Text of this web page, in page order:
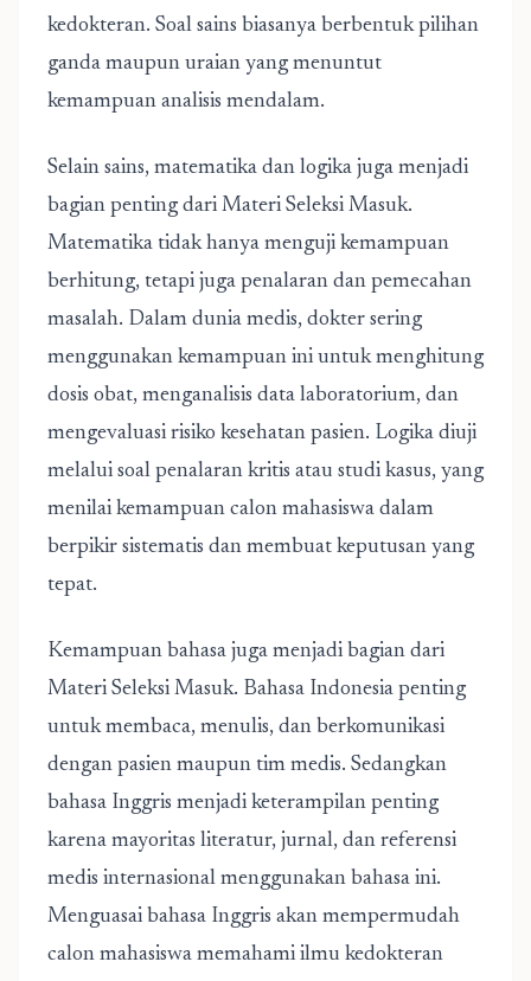
kedokteran. Soal sains biasanya berbentuk pilihan
ganda maupun uraian yang menuntut
kemampuan analisis mendalam.
Selain sains, matematika dan logika juga menjadi
bagian penting dari Materi Seleksi Masuk.
Matematika tidak hanya menguji kemampuan
berhitung, tetapi juga penalaran dan pemecahan
masalah. Dalam dunia medis, dokter sering
menggunakan kemampuan ini untuk menghitung
dosis obat, menganalisis data laboratorium, dan
mengevaluasi risiko kesehatan pasien. Logika diuji
melalui soal penalaran kritis atau studi kasus, yang
menilai kemampuan calon mahasiswa dalam
berpikir sistematis dan membuat keputusan yang
tepat.
Kemampuan bahasa juga menjadi bagian dari
Materi Seleksi Masuk. Bahasa Indonesia penting
untuk membaca, menulis, dan berkomunikasi
dengan pasien maupun tim medis. Sedangkan
bahasa Inggris menjadi keterampilan penting
karena mayoritas literatur, jurnal, dan referensi
medis internasional menggunakan bahasa ini.
Menguasai bahasa Inggris akan mempermudah
calon mahasiswa memahami ilmu kedokteran